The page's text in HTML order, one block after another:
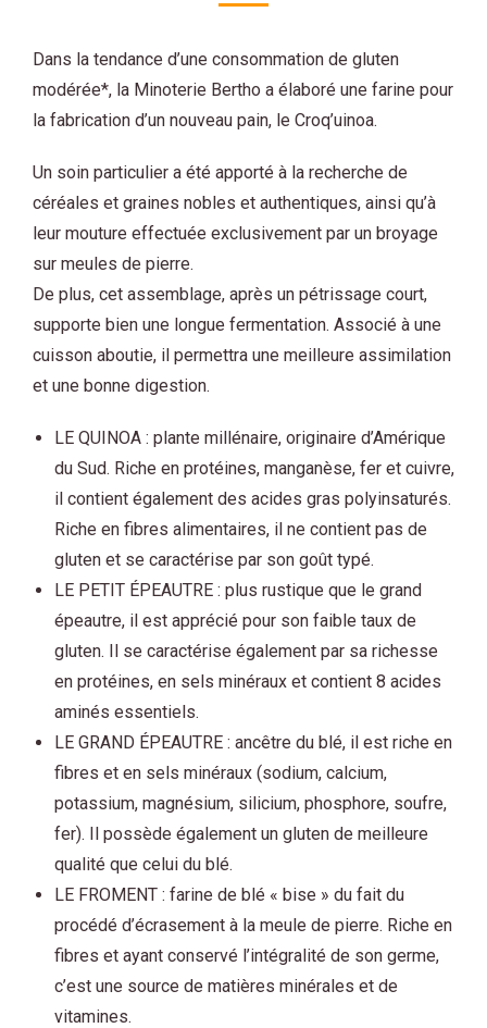
Dans la tendance d’une consommation de gluten
modérée*, la Minoterie Bertho a élaboré une farine pour
la fabrication d’un nouveau pain, le Croq’uinoa.
Un soin particulier a été apporté à la recherche de
céréales et graines nobles et authentiques, ainsi qu’à
leur mouture effectuée exclusivement par un broyage
sur meules de pierre.
De plus, cet assemblage, après un pétrissage court,
supporte bien une longue fermentation. Associé à une
cuisson aboutie, il permettra une meilleure assimilation
et une bonne digestion.
LE QUINOA : plante millénaire, originaire d’Amérique
du Sud. Riche en protéines, manganèse, fer et cuivre,
il contient également des acides gras polyinsaturés.
Riche en fibres alimentaires, il ne contient pas de
gluten et se caractérise par son goût typé.
LE PETIT ÉPEAUTRE : plus rustique que le grand
épeautre, il est apprécié pour son faible taux de
gluten. Il se caractérise également par sa richesse
en protéines, en sels minéraux et contient 8 acides
aminés essentiels.
LE GRAND ÉPEAUTRE : ancêtre du blé, il est riche en
fibres et en sels minéraux (sodium, calcium,
potassium, magnésium, silicium, phosphore, soufre,
fer). Il possède également un gluten de meilleure
qualité que celui du blé.
LE FROMENT : farine de blé « bise » du fait du
procédé d’écrasement à la meule de pierre. Riche en
fibres et ayant conservé l’intégralité de son germe,
c’est une source de matières minérales et de
vitamines.